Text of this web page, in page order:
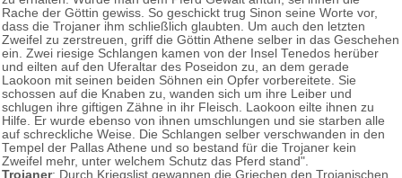
Rache der Göttin gewiss. So geschickt trug Sinon seine Worte vor,
dass die Trojaner ihm schließlich glaubten. Um auch den letzten
Zweifel zu zerstreuen, griff die Göttin Athene selber in das Geschehen
ein. Zwei riesige Schlangen kamen von der Insel Tenedos herüber
und eilten auf den Uferaltar des Poseidon zu, an dem gerade
Laokoon mit seinen beiden Söhnen ein Opfer vorbereitete. Sie
schossen auf die Knaben zu, wanden sich um ihre Leiber und
schlugen ihre giftigen Zähne in ihr Fleisch. Laokoon eilte ihnen zu
Hilfe. Er wurde ebenso von ihnen umschlungen und sie starben alle
auf schreckliche Weise. Die Schlangen selber verschwanden in den
Tempel der Pallas Athene und so bestand für die Trojaner kein
Zweifel mehr, unter welchem Schutz das Pferd stand".
Trojaner: Durch Kriegslist gewannen die Griechen den Trojanischen